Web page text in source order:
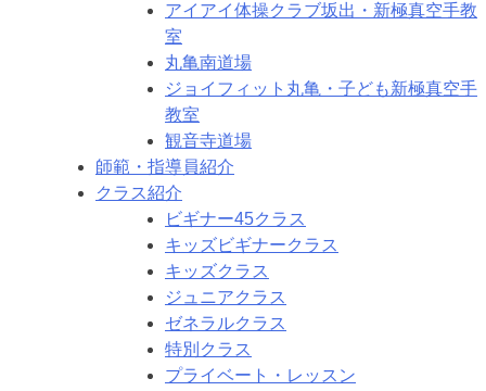
アイアイ体操クラブ坂出・新極真空手教
室
丸亀南道場
ジョイフィット丸亀・子ども新極真空手
教室
観音寺道場
師範・指導員紹介
クラス紹介
ビギナー45クラス
キッズビギナークラス
キッズクラス
ジュニアクラス
ゼネラルクラス
特別クラス
プライベート・レッスン